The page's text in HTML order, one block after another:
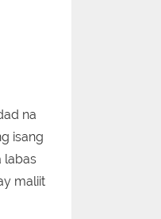
na
isang
labas
maliit